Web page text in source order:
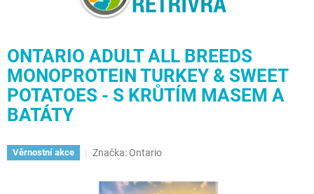
ONTARIO ADULT ALL BREEDS
MONOPROTEIN TURKEY & SWEET
POTATOES - S KRŮTÍM MASEM A
BATÁTY
Věrnostní akce Značka: Ontario